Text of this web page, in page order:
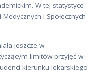
W tej statystyce
i Społecznych
jeszcze w
limitów przyjęć w
kierunku lekarskiego